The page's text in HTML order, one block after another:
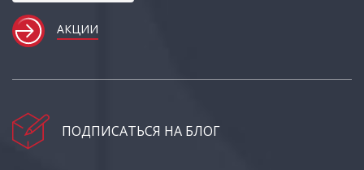
АКЦИИ
ПОДПИСАТЬСЯ НА БЛОГ